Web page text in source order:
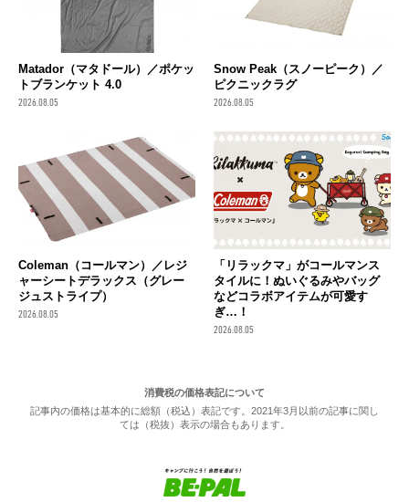
Matador（マタドール）／ポケッ
トブランケット 4.0
2026.08.05
Snow Peak（スノーピーク）／
ピクニックラグ
2026.08.05
Coleman（コールマン）／レジ
ャーシートデラックス（グレー
ジュストライプ）
2026.08.05
「リラックマ」がコールマンス
タイルに！ぬいぐるみやバッグ
などコラボアイテムが可愛す
ぎ…！
2026.08.05
消費税の価格表記について
記事内の価格は基本的に総額（税込）表記です。2021年3月以前の記事に関し
ては（税抜）表示の場合もあります。